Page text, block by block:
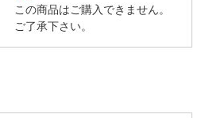
この商品はご購入できません。
ご了承下さい。